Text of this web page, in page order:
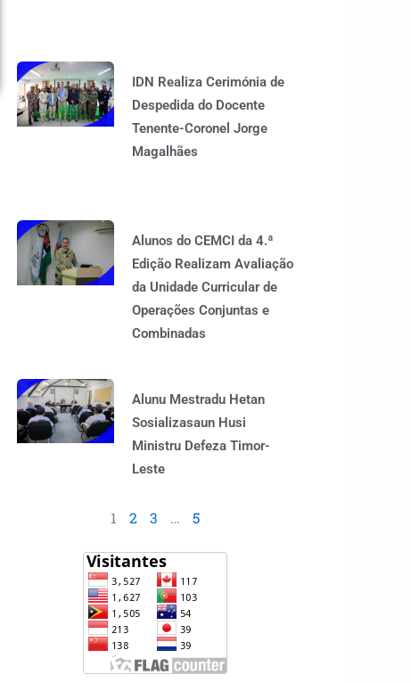
IDN Realiza Cerimónia de
Despedida do Docente
Tenente-Coronel Jorge
Magalhães
Alunos do CEMCI da 4.ª
Edição Realizam Avaliação
da Unidade Curricular de
Operações Conjuntas e
Combinadas
Alunu Mestradu Hetan
Sosializasaun Husi
Ministru Defeza Timor-
Leste
1 2 3 … 5